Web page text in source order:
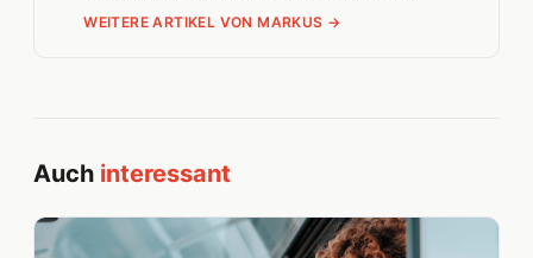
WEITERE ARTIKEL VON MARKUS →
Auch interessant